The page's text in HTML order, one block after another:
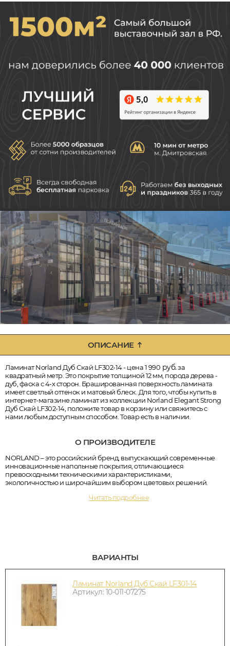
ОПИСАНИЕ
Ламинат Norland Дуб Скай LF302-14 - цена 1 990 руб.за
квадратный метр. Это покрытие толщиной 12 мм, порода дерева -
дуб, фаска с 4-х сторон. Брашированная поверхность ламината
имеет светлый оттенок и матовый блеск. Для того, чтобы купить в
интернет-магазине ламинат из коллекции Norland Elegant Strong
Дуб Скай LF302-14, положите товар в корзину или свяжитесь с
нами любым доступным способом. Товар есть в наличии.
О ПРОИЗВОДИТЕЛЕ
NORLAND – это российский бренд, выпускающий современные
инновационные напольные покрытия, отличающиеся
превосходными техническими характеристиками,
экологичностью и широчайшим выбором цветовых решений.
Читать подробнее
ВАРИАНТЫ
Ламинат Norland Дуб Скай LF301-14
Артикул: 10-011-07275